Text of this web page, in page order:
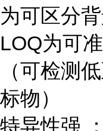
为可区分
LOQ为可
（可检测
标物）
特异性强